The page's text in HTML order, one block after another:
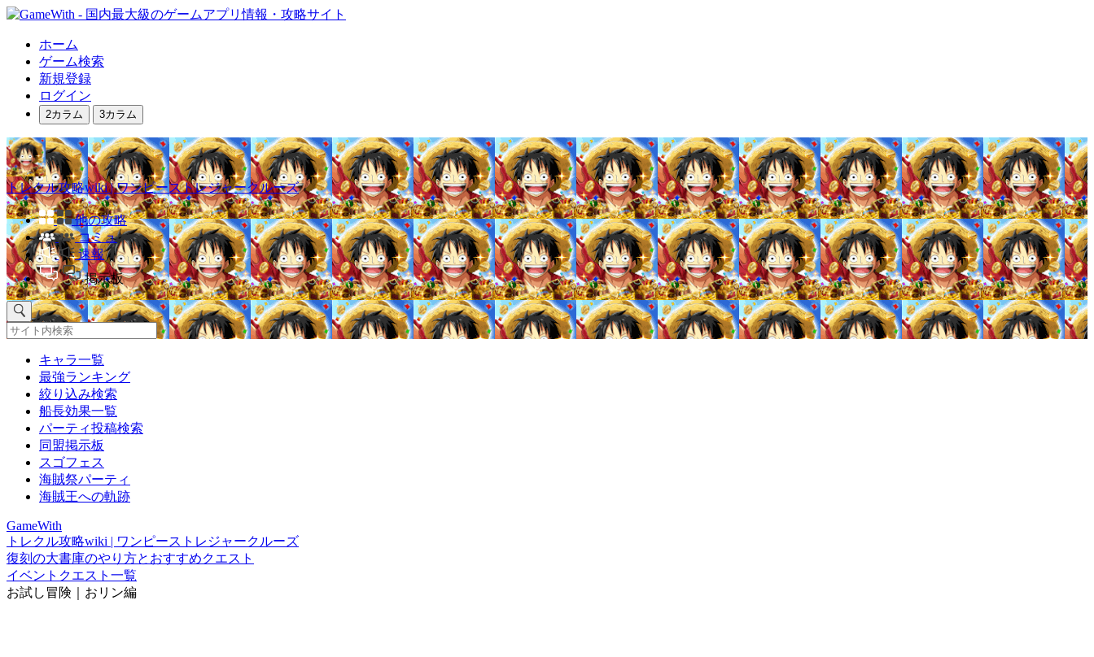
ホーム
ゲーム検索
新規登録
ログイン
2カラム 3カラム
トレクル攻略wiki | ワンピーストレジャークルーズ
他の攻略
コミュ
速報
掲示板
キャラ一覧
最強ランキング
絞り込み検索
船長効果一覧
パーティ投稿検索
同盟掲示板
スゴフェス
海賊祭パーティ
海賊王への軌跡
GameWith
トレクル攻略wiki | ワンピーストレジャークルーズ
復刻の大書庫のやり方とおすすめクエスト
イベントクエスト一覧
お試し冒険｜おリン編